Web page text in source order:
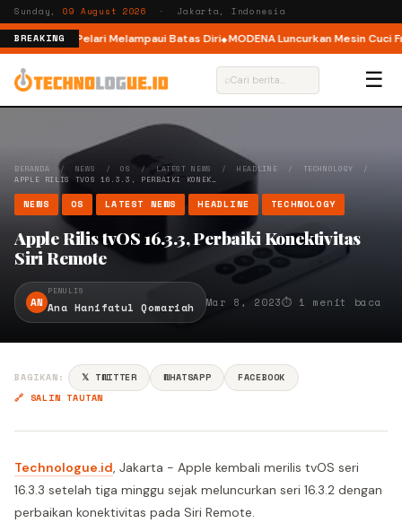
Sunday, 09 August 2026 · Jakarta, Indonesia
BREAKINGAjak Pelari Melampaui Batas Diri MODENA Luncurkan Mesin Cuci
⌕ ☰
BERANDA / NEWS /OS / LATEST NEWS /HEADLINE / TECHNOLOGY /
APPLE RILIS TVOS 16.3.3, PERBAIKI KONEK…
NEWS OS LATEST NEWS HEADLINE TECHNOLOGY
Apple Rilis tvOS 16.3.3, Perbaiki Konektivitas
Siri Remote
AN
PENULIS
Ana Hanifatul Qomariah Mar 8, 2023⏱ 1 menit baca
BAGIKAN: 𝕏 TWITTER WHATSAPP
FACEBOOK
🔗 SALIN TAUTAN
Technologue.id, Jakarta - Apple kembali merilis tvOS seri
16.3.3 setelah tiga minggu sejak meluncurkan seri 16.3.2 dengan
perbaikan konektivitas pada Siri Remote.